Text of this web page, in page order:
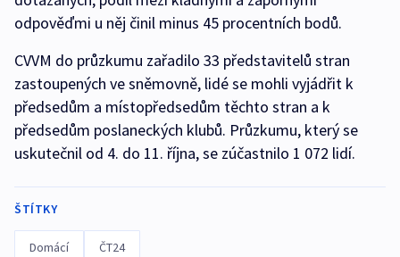
odpověďmi u něj činil minus 45 procentních bodů.
CVVM do průzkumu zařadilo 33 představitelů stran
zastoupených ve sněmovně, lidé se mohli vyjádřit k
předsedům a místopředsedům těchto stran a k
předsedům poslaneckých klubů. Průzkumu, který se
uskutečnil od 4. do 11. října, se zúčastnilo 1 072 lidí.
ŠTÍTKY
Domácí ČT24